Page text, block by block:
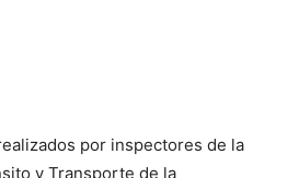
por inspectores de la
y Transporte de la